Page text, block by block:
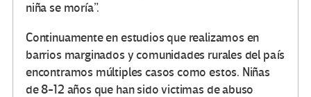
niña se moría”.
Continuamente en estudios que realizamos en
barrios marginados y comunidades rurales del país
encontramos múltiples casos como estos. Niñas
de 8-12 años que han sido victimas de abuso